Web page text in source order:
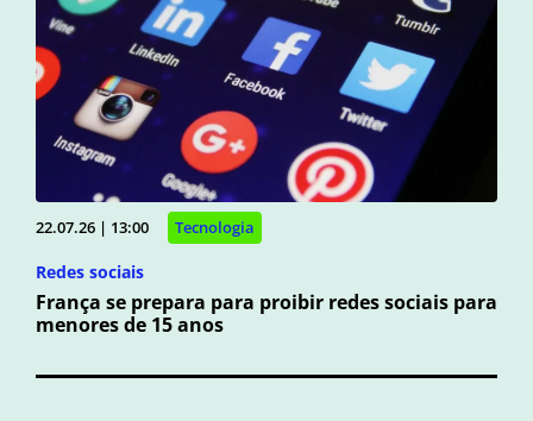
22.07.26 | 13:00 Tecnologia
Redes sociais
França se prepara para proibir redes sociais para
menores de 15 anos